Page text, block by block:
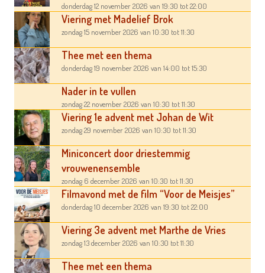
donderdag 12 november 2026 van 19:30 tot 22:00
Viering met Madelief Brok
zondag 15 november 2026 van 10:30 tot 11:30
Thee met een thema
donderdag 19 november 2026 van 14:00 tot 15:30
Nader in te vullen
zondag 22 november 2026 van 10:30 tot 11:30
Viering 1e advent met Johan de Wit
zondag 29 november 2026 van 10:30 tot 11:30
Miniconcert door driestemmig
vrouwenensemble
zondag 6 december 2026 van 10:30 tot 11:30
Filmavond met de film “Voor de Meisjes”
donderdag 10 december 2026 van 19:30 tot 22:00
Viering 3e advent met Marthe de Vries
zondag 13 december 2026 van 10:30 tot 11:30
Thee met een thema